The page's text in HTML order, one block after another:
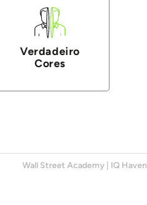
Verdadeiro
Cores
Wall Street Academy IQ Haven